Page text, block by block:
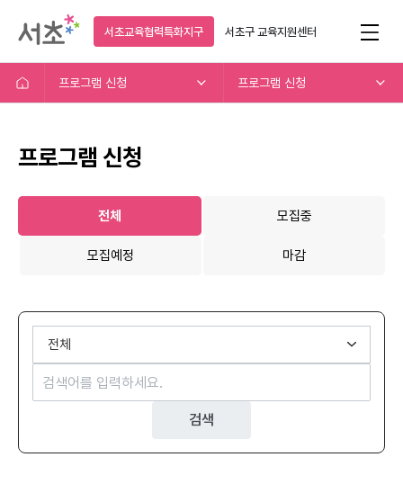
서초교육협력특화지구 서초구교육지원센터
프로그램 신청 프로그램 신청
프로그램 신청
전체 모집중
모집예정 마감
검색